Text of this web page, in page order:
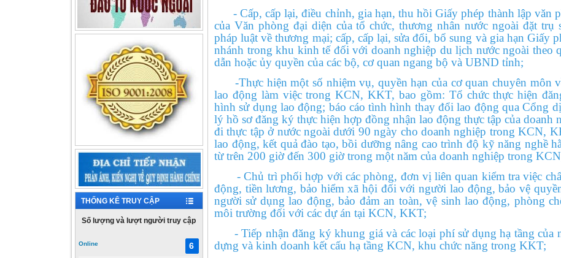
THỐNG KÊ TRUY CẬP
Số lượng và lượt người truy cập
Online 6
- Cấp, cấp lại, điều chỉnh, gia hạn, thu hồi Giấy phép thành lập văn
của Văn phòng đại diện của tổ chức, thương nhân nước ngoài đặt
pháp luật về thương mại; cấp, cấp lại, sửa đổi, bổ sung và gia hạn Giấy
nhánh trong khu kinh tế đối với doanh nghiệp du lịch nước ngoài theo
dẫn hoặc ủy quyền của các bộ, cơ quan ngang bộ và UBND tỉnh;
-Thực hiện một số nhiệm vụ, quyền hạn của cơ quan chuyên môn
lao động làm việc trong KCN, KKT, bao gồm: Tổ chức thực hiện
hình sử dụng lao động; báo cáo tình hình thay đổi lao động qua Cổng
lý hồ sơ đăng ký thực hiện hợp đồng nhận lao động thực tập của doanh
đi thực tập ở nước ngoài dưới 90 ngày cho doanh nghiệp trong KCN,
lao động, kết quả đào tạo, bồi dưỡng nâng cao trình độ kỹ năng nghề
từ trên 200 giờ đến 300 giờ trong một năm của doanh nghiệp trong
- Chủ trì phối hợp với các phòng, đơn vị liên quan kiểm tra việc
động, tiền lương, bảo hiểm xã hội đối với người lao động, bảo vệ
người sử dụng lao động, bảo đảm an toàn, vệ sinh lao động, phòng
môi trường đối với các dự án tại KCN, KKT;
- Tiếp nhận đăng ký khung giá và các loại phí sử dụng hạ tầng của
dựng và kinh doanh kết cấu hạ tầng KCN, khu chức năng trong KKT;